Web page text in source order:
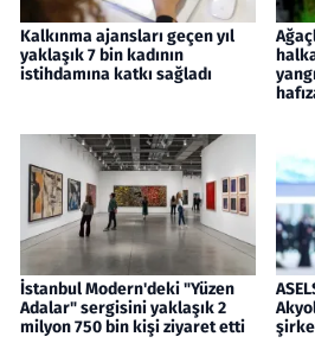
Kalkınma ajansları geçen yıl
yaklaşık 7 bin kadının
istihdamına katkı sağladı
İstanbul Modern'deki "Yüzen
Adalar" sergisini yaklaşık 2
milyon 750 bin kişi ziyaret etti